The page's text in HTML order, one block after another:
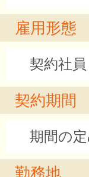
雇用形態
契約社員
契約期間
期間の
勤務地